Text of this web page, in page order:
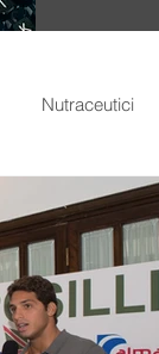
Nutraceutici